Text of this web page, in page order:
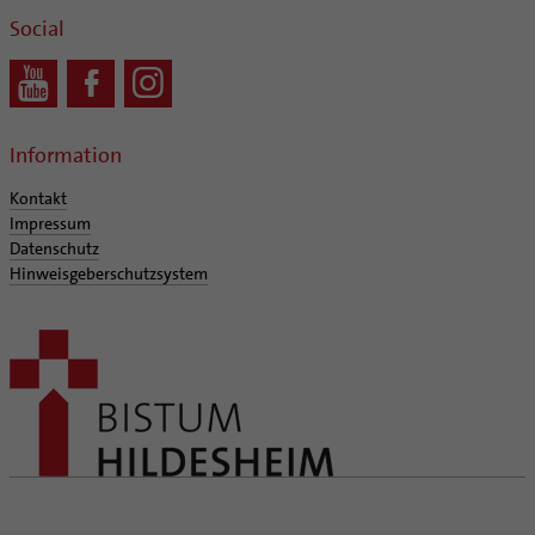
Social
Information
Kontakt
Impressum
Datenschutz
Hinweisgeberschutzsystem